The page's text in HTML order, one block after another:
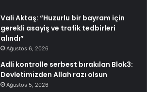
Vali Aktaş: “Huzurlu bir bayram için
gerekli asayiş ve trafik tedbirleri
alındı”
Ağustos 6, 2026
Adli kontrolle serbest bırakılan Blok3:
Devletimizden Allah razı olsun
Ağustos 5, 2026